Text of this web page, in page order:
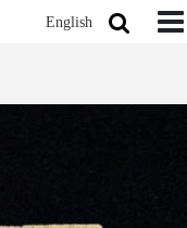
English